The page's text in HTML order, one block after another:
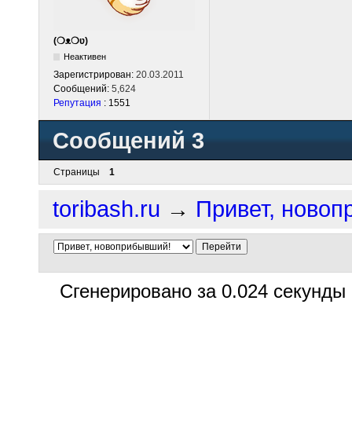
(❍ᴥ❍ʋ)
Неактивен
Зарегистрирован: 20.03.2011
Сообщений: 5,624
Репутация : 1551
Сообщений 3
Страницы 1
toribash.ru → Привет,
Сгенерировано за 0.024